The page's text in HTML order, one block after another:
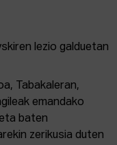
Tabakaleran,
emandako
baten
zerikusia duten